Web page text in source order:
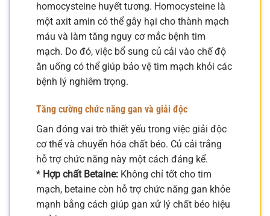
homocysteine huyết tương. Homocysteine là
một axit amin có thể gây hại cho thành mạch
máu và làm tăng nguy cơ mắc bệnh tim
mạch. Do đó, việc bổ sung củ cải vào chế độ
ăn uống có thể giúp bảo vệ tim mạch khỏi các
bệnh lý nghiêm trọng.
Tăng cường chức năng gan và giải độc
Gan đóng vai trò thiết yếu trong việc giải độc
cơ thể và chuyển hóa chất béo. Củ cải trắng
hỗ trợ chức năng này một cách đáng kể.
* Hợp chất Betaine: Không chỉ tốt cho tim
mạch, betaine còn hỗ trợ chức năng gan khỏe
mạnh bằng cách giúp gan xử lý chất béo hiệu